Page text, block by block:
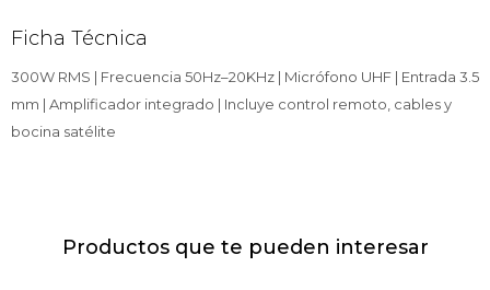
Ficha Técnica
300W RMS | Frecuencia 50Hz–20KHz | Micrófono UHF | Entrada 3.5
mm | Amplificador integrado | Incluye control remoto, cables y
bocina satélite
Productos que te pueden interesar